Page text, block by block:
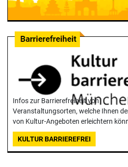
Infos zur Barrierefreiheit von
Veranstaltungsorten, welche Ihnen
von Kultur-Angeboten erleichtern
KULTUR BARRIEREFREI